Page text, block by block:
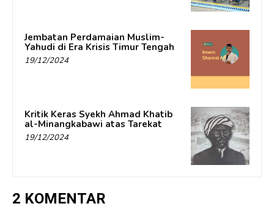
Jembatan Perdamaian Muslim-
Yahudi di Era Krisis Timur Tengah
19/12/2024
Kritik Keras Syekh Ahmad Khatib
al-Minangkabawi atas Tarekat
19/12/2024
2 KOMENTAR